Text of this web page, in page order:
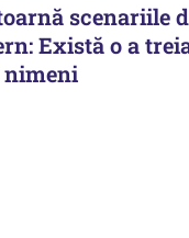
scenariile
Există o a
nimeni